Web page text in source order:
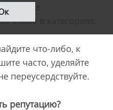
можете
слова в категориях.
что-либо, к
часто, уделяйте
переусердствуйте.
репутацию?